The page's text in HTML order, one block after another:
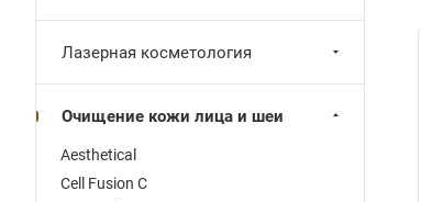
Лазерная косметология
Очищение кожи лица и шеи
Aesthetical
Cell Fusion C